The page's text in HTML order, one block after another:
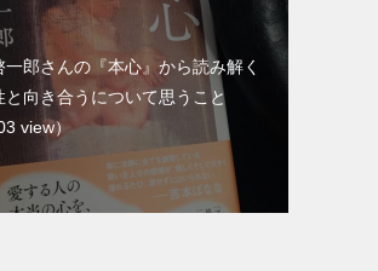
一郎さんの『本心』から読み解く
と向き合うについて思うこと
view）